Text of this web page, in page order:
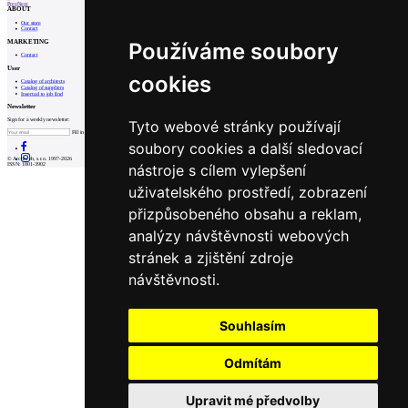
Používáme soubory
cookies
Tyto webové stránky používají
soubory cookies a další sledovací
nástroje s cílem vylepšení
uživatelského prostředí, zobrazení
přizpůsobeného obsahu a reklam,
analýzy návštěvnosti webových
stránek a zjištění zdroje
návštěvnosti.
Souhlasím
Odmítám
Upravit mé předvolby
PrevNext
ABOUT
Our store
Contact
MARKETING
Contact
User
Catalog of architects
Catalog of suppliers
Insert ad to job find
Newsletter
Sign for a weekly newsletter:
Fill in „nospam“
© Archiweb, s.r.o. 1997-2026
ISSN: 1801-3902